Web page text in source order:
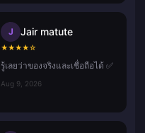
J Jair matute
★★★★☆
รู้เลยว่าของจริงและเชื่อถือได้ ✅
Aug 9, 2026